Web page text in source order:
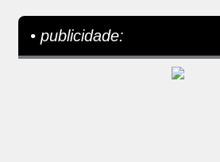
• publicidade: